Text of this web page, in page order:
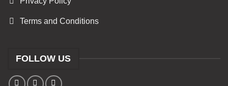
Terms and Conditions
FOLLOW US